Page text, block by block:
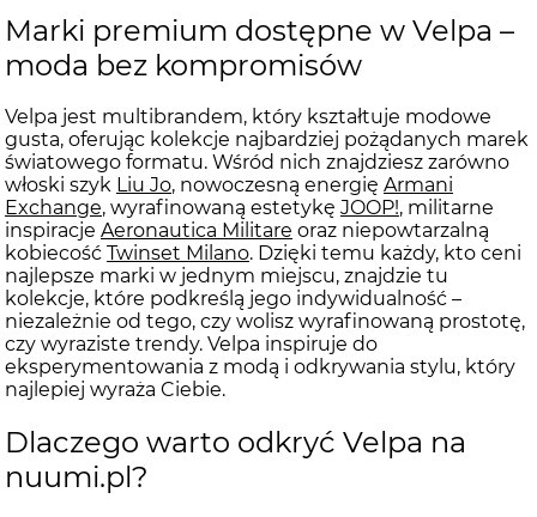
Marki premium dostępne w Velpa –
moda bez kompromisów
Velpa jest multibrandem, który kształtuje modowe
gusta, oferując kolekcje najbardziej pożądanych marek
światowego formatu. Wśród nich znajdziesz zarówno
włoski szyk Liu Jo, nowoczesną energię Armani
Exchange, wyrafinowaną estetykę JOOP!, militarne
inspiracje Aeronautica Militare oraz niepowtarzalną
kobiecość Twinset Milano. Dzięki temu każdy, kto ceni
najlepsze marki w jednym miejscu, znajdzie tu
kolekcje, które podkreślą jego indywidualność –
niezależnie od tego, czy wolisz wyrafinowaną prostotę,
czy wyraziste trendy. Velpa inspiruje do
eksperymentowania z modą i odkrywania stylu, który
najlepiej wyraża Ciebie.
Dlaczego warto odkryć Velpa na
nuumi.pl?